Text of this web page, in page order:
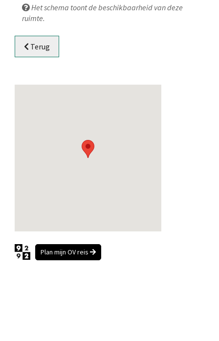
Het schema toont de beschikbaarheid van deze
ruimte.
Terug
Plan mijn OV reis